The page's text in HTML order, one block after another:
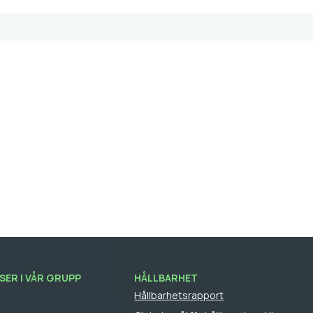
I VÅR GRUPP
HÅLLBARHET
Hållbarhetsrapport